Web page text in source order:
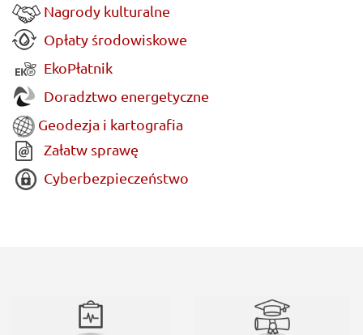
Nagrody kulturalne
Opłaty środowiskowe
EkoPłatnik
Doradztwo energetyczne
Geodezja i kartografia
Załatw sprawę
Cyberbezpieczeństwo